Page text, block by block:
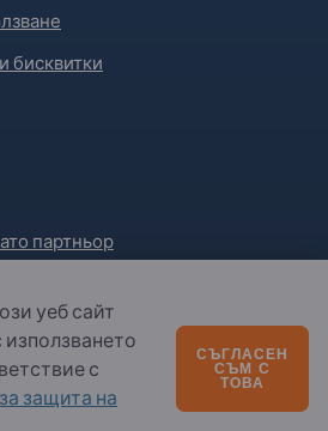
бисквитки
партньор
уеб сайт
използването
с
защита на
СЪГЛАСЕН
СЪМ С
ТОВА